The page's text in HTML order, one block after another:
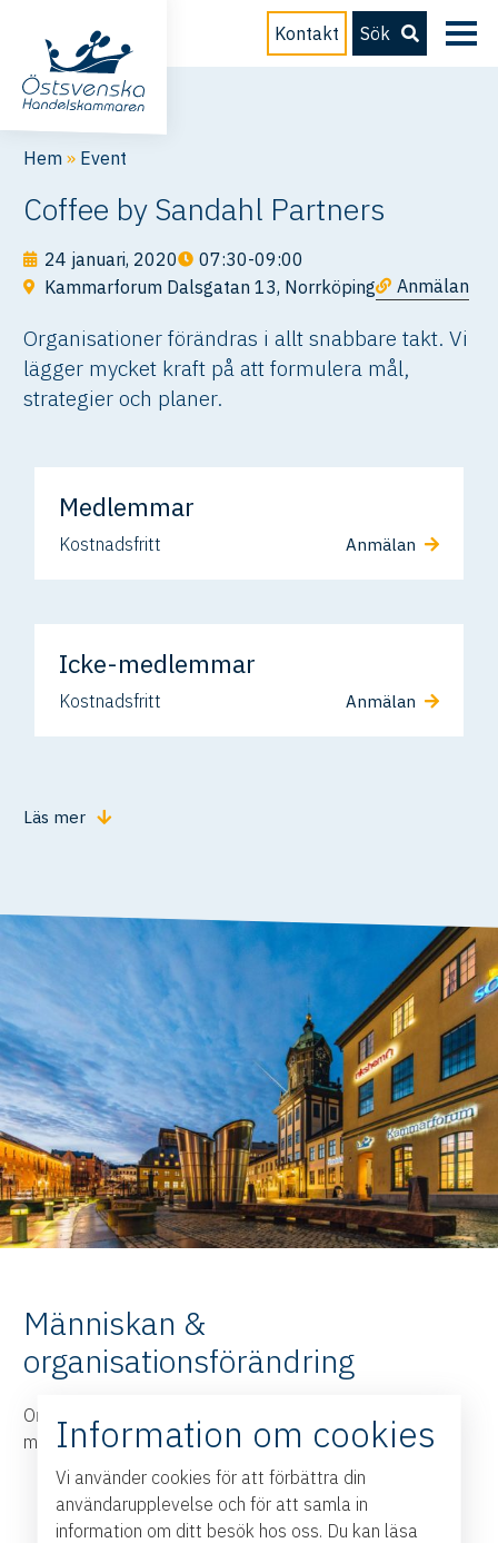
Kontakt Sök
Hem » Event
Coffee by Sandahl Partners
24 januari, 2020
07:30-09:00
Kammarforum Dalsgatan 13, Norrköping
Anmälan
Organisationer förändras i allt snabbare takt. Vi
lägger mycket kraft på att formulera mål,
strategier och planer.
Medlemmar
Kostnadsfritt Anmälan
Icke-medlemmar
Kostnadsfritt Anmälan
Läs mer
Människan &
organisationsförändring
Organisationer förändras i allt snabbare takt. Vi lägger
mycket kraft på att formulera mål, strategier och planer.
Men får vi med oss människorna?
Hur skapar vi följarskap och commitment?
Information om cookies
Vi använder cookies för att förbättra din
användarupplevelse och för att samla in
information om ditt besök hos oss. Du kan läsa